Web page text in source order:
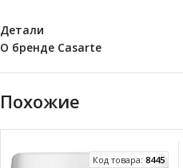
Детали
О бренде Casarte
Похожие
Код товара: 8445